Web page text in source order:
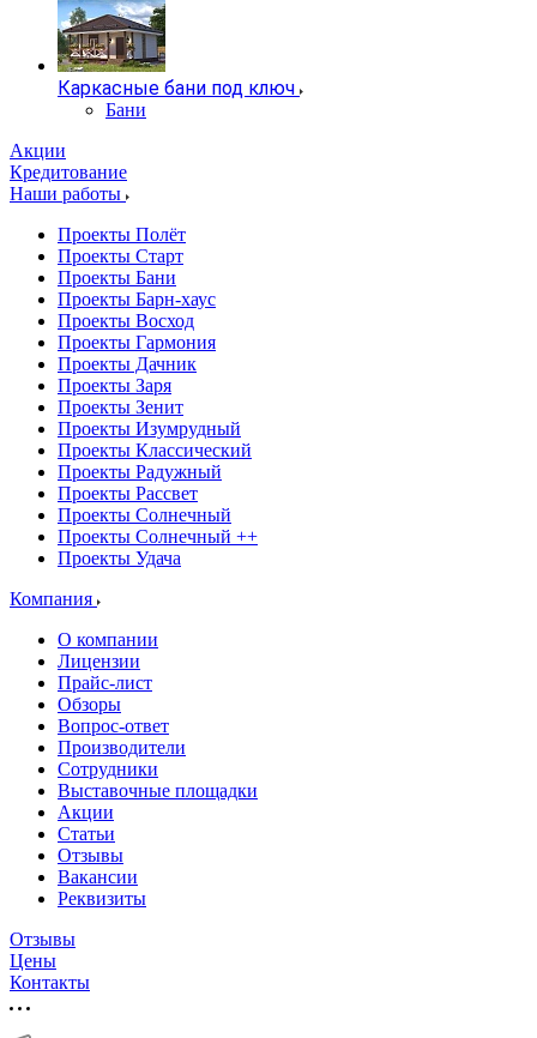
Каркасные бани под ключ
Бани
Акции
Кредитование
Наши работы
Проекты Полёт
Проекты Старт
Проекты Бани
Проекты Барн-хаус
Проекты Восход
Проекты Гармония
Проекты Дачник
Проекты Заря
Проекты Зенит
Проекты Изумрудный
Проекты Классический
Проекты Радужный
Проекты Рассвет
Проекты Солнечный
Проекты Солнечный ++
Проекты Удача
Компания
О компании
Лицензии
Прайс-лист
Обзоры
Вопрос-ответ
Производители
Сотрудники
Выставочные площадки
Акции
Статьи
Отзывы
Вакансии
Реквизиты
Отзывы
Цены
Контакты